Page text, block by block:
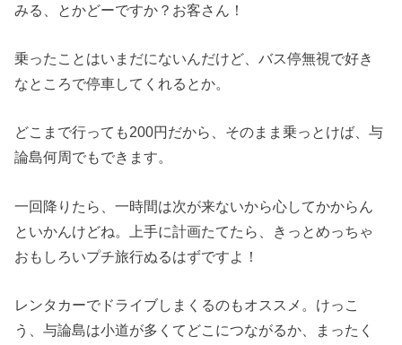
みる、とかどーですか？お客さん！
乗ったことはいまだにないんだけど、バス停無視で好き
なところで停車してくれるとか。
どこまで行っても200円だから、そのまま乗っとけば、与
論島何周でもできます。
一回降りたら、一時間は次が来ないから心してかからん
といかんけどね。上手に計画たてたら、きっとめっちゃ
おもしろいプチ旅行ぬるはずですよ！
レンタカーでドライブしまくるのもオススメ。けっこ
う、与論島は小道が多くてどこにつながるか、まったく